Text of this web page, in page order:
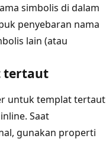
simbolis di dalam
penyebaran nama
lain (atau
tertaut
untuk templat tertaut
Saat
gunakan properti